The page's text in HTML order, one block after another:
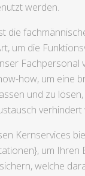
werden.
die
um die
Fachpersonal
how, um eine
und zu
verhindert
Kernservices
um Ihren
welche